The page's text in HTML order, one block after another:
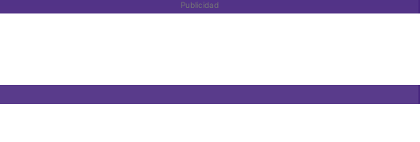
Publicidad